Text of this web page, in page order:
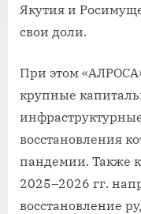
Якутия и
свои доли.
При этом
крупные
восстановления
пандемии. Также
2025–2026 гг.
восстановление